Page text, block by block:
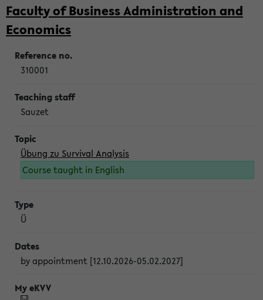
Faculty of Business Administration and
Economics
310001
Sauzet
Übung zu Survival Analysis
Course taught in English
Ü
by appointment [12.10.2026-05.02.2027]